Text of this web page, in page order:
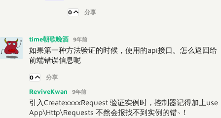
0 分享
time朝歌晚酒 9年前
如果第一种方法验证的时候，使用的api接口。怎么返回给
前端错误信息呢
0 分享
ReviveKwan 9年前
引入CreatexxxxRequest 验证实例时，控制器记得加上use
App\Http\Requests 不然会报找不到实例的错~！